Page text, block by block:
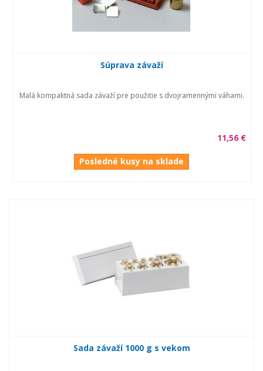
Súprava závaží
Malá kompaktná sada závaží pre použitie s dvojramennými váhami.
11,56 €
Posledné kusy na sklade
Sada závaží 1000 g s vekom